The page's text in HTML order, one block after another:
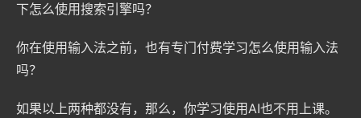
下怎么使用搜索引擎吗？
你在使用输入法之前，也有专门付费学习怎么使用输入法
吗？
如果以上两种都没有，那么，你学习使用AI也不用上课。